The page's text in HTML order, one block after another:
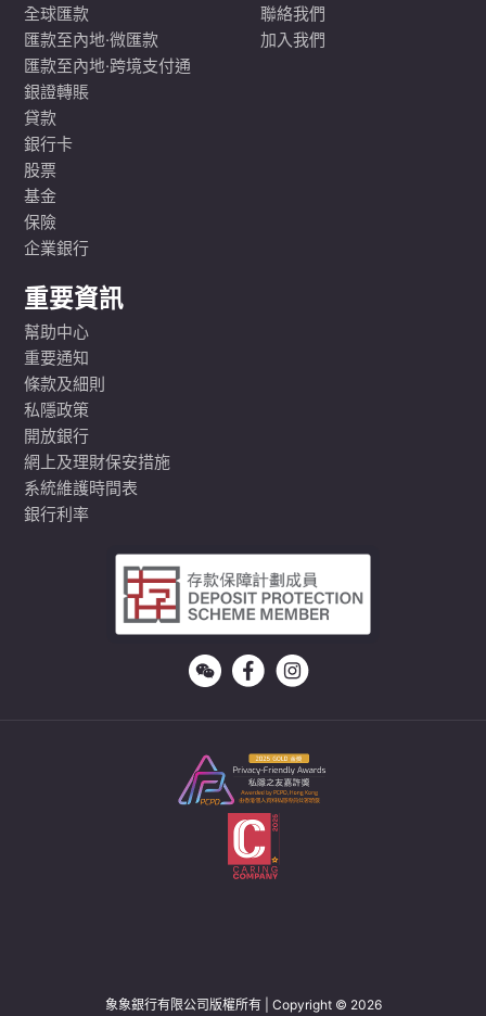
全球匯款
匯款至內地·微匯款
匯款至內地·跨境支付通
銀證轉賬
貸款
銀行卡
股票
基金
保險
企業銀行
聯絡我們
加入我們
重要資訊
幫助中心
重要通知
條款及細則
私隱政策
開放銀行
網上及理財保安措施
系統維護時間表
銀行利率
象象銀行有限公司版權所有 | Copyright © 2026